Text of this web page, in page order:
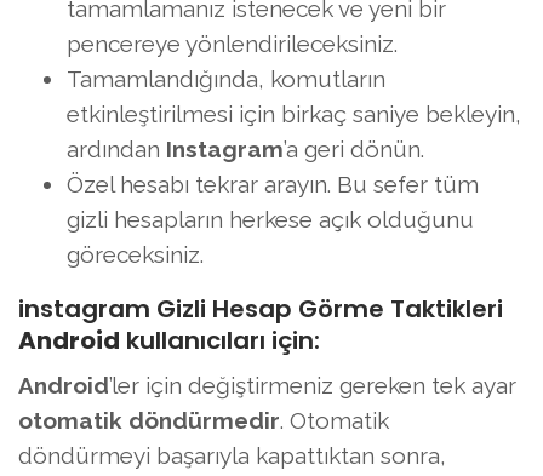
tamamlamanız istenecek ve yeni bir
pencereye yönlendirileceksiniz.
Tamamlandığında, komutların
etkinleştirilmesi için birkaç saniye bekleyin,
ardından Instagram’a geri dönün.
Özel hesabı tekrar arayın. Bu sefer tüm
gizli hesapların herkese açık olduğunu
göreceksiniz.
instagram Gizli Hesap Görme Taktikleri
Android kullanıcıları için:
Android’ler için değiştirmeniz gereken tek ayar
otomatik döndürmedir. Otomatik
döndürmeyi başarıyla kapattıktan sonra,